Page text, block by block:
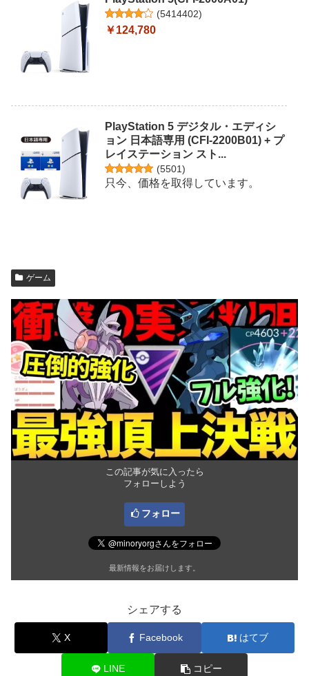
(5414402)
￥124,780
PlayStation 5 デジタル・エディシ
ョン 日本語専用 (CFI-2200B01) + プ
レイステーション スト...
(5501)
只今、価格を取得しています。
ゲーム
この記事が気に入ったら
フォローしよう
フォロー
最新情報をお届けします。
シェアする
X Facebook はてブ
LINE コピー